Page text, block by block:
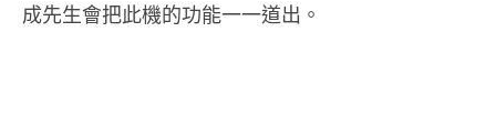
成先生會把此機的功能一一道出。